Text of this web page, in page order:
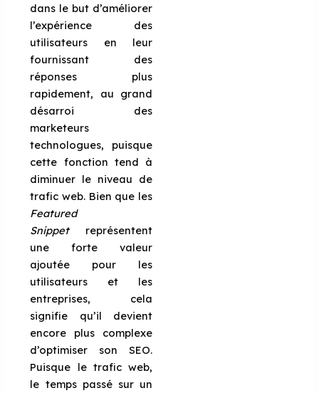
dans le but d’améliorer
l’expérience des
utilisateurs en leur
fournissant des
réponses plus
rapidement, au grand
désarroi des
marketeurs
technologues, puisque
cette fonction tend à
diminuer le niveau de
trafic web. Bien que les
Featured
Snippetreprésentent
une forte valeur
ajoutée pour les
utilisateurs et les
entreprises, cela
signifie qu’il devient
encore plus complexe
d’optimiser son SEO.
Puisque le trafic web,
le temps passé sur un